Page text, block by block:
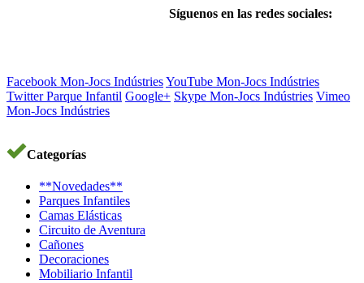
Síguenos en las redes sociales:
Facebook Mon-Jocs IndústriesYouTube Mon-Jocs Indústries
Twitter Parque Infantil Google+ Skype Mon-Jocs Indústries Vimeo
Mon-Jocs Indústries
Categorías
**Novedades**
Parques Infantiles
Camas Elásticas
Circuito de Aventura
Cañones
Decoraciones
Mobiliario Infantil